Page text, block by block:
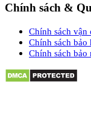
Chính sách &
Chính sách vận
Chính sách bảo
Chính sách bảo